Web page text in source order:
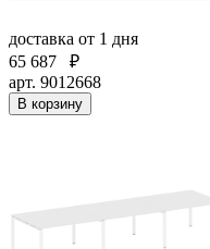
доставка от 1 дня
65 687
₽
арт. 9012668
В корзину